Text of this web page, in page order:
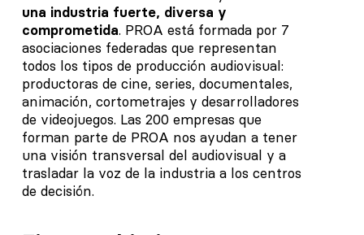
una industria fuerte, diversa y
comprometida. PROA está formada por 7
asociaciones federadas que representan
todos los tipos de producción audiovisual:
productoras de cine, series, documentales,
animación, cortometrajes y desarrolladores
de videojuegos. Las 200 empresas que
forman parte de PROA nos ayudan a tener
una visión transversal del audiovisual y a
trasladar la voz de la industria a los centros
de decisión.